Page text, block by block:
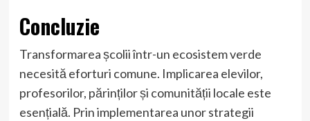
Concluzie
Transformarea școlii într-un ecosistem verde
necesită eforturi comune. Implicarea elevilor,
profesorilor, părinților și comunității locale este
esențială. Prin implementarea unor strategii